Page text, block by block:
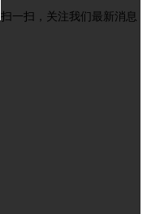
扫一扫，关注我们最新消息